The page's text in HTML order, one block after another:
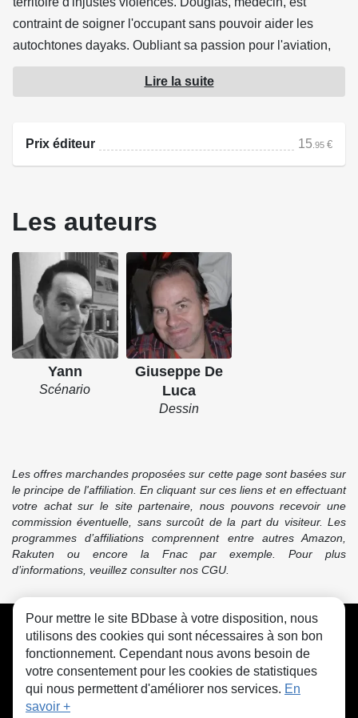
contraint de soigner l'occupant sans pouvoir aider les
autochtones dayaks. Oubliant sa passion pour l'aviation,
sa rebelle de fille Jane refuse cette tyrannie et décide
d'aider la tribu. Elle découvre alors la violence et la mort et
le nom de... Lady X !
Lire la suite
Prix éditeur 15 .95 €
Les auteurs
Yann
Scénario
Giuseppe De
Luca
Dessin
Les offres marchandes proposées sur cette page sont basées sur
le principe de l'affiliation. En cliquant sur ces liens et en effectuant
votre achat sur le site partenaire, nous pouvons recevoir une
commission éventuelle, sans surcoût de la part du visiteur. Les
programmes d’affiliations comprennent entre autres Amazon,
Rakuten ou encore la Fnac par exemple. Pour plus
d’informations, veuillez consulter nos CGU.
CGU FAQ Contact Cookies
Pour mettre le site BDbase à votre disposition, nous
utilisons des cookies qui sont nécessaires à son bon
fonctionnement. Cependant nous avons besoin de
votre consentement pour les cookies de statistiques
qui nous permettent d'améliorer nos services. En
savoir +